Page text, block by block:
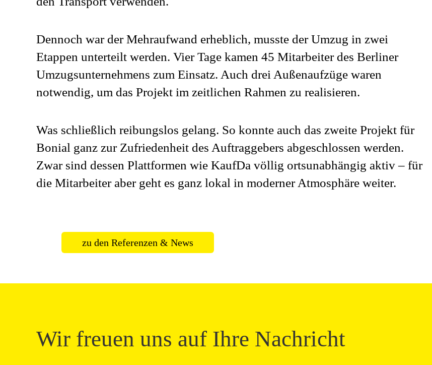
Dennoch war der Mehraufwand erheblich, musste der Umzug in zwei
Etappen unterteilt werden. Vier Tage kamen 45 Mitarbeiter des Berliner
Umzugsunternehmens zum Einsatz. Auch drei Außenaufzüge waren
notwendig, um das Projekt im zeitlichen Rahmen zu realisieren.
Was schließlich reibungslos gelang. So konnte auch das zweite Projekt für
Bonial ganz zur Zufriedenheit des Auftraggebers abgeschlossen werden.
Zwar sind dessen Plattformen wie KaufDa völlig ortsunabhängig aktiv – für
die Mitarbeiter aber geht es ganz lokal in moderner Atmosphäre weiter.
zu den Referenzen & News
Wir freuen uns auf Ihre Nachricht